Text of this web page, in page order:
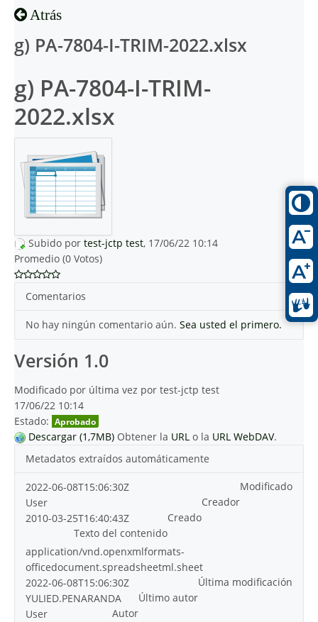
Atrás
g) PA-7804-I-TRIM-2022.xlsx
g) PA-7804-I-TRIM-
2022.xlsx
Subido por test-jctp test, 17/06/22 10:14
Promedio (0 Votos)
Comentarios
No hay ningún comentario aún. Sea usted el primero.
Versión 1.0
Modificado por última vez por test-jctp test
17/06/22 10:14
Estado: Aprobado
Descargar (1,7MB) Obtener la URL o la URL WebDAV.
Metadatos extraídos automáticamente
Modificado
2022-06-08T15:06:30Z
Creador
User
Creado
2010-03-25T16:40:43Z
Texto del contenido
application/vnd.openxmlformats-
officedocument.spreadsheetml.sheet
Última modificación
2022-06-08T15:06:30Z
Último autor
YULIED.PENARANDA
Autor
User